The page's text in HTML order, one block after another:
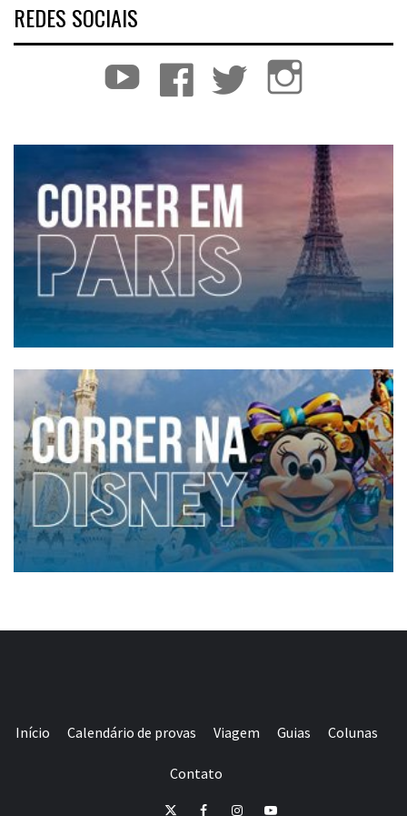
REDES SOCIAIS
YouTube Facebook Twitter
Início Calendário de provas Viagem Guias Colunas
Contato
TwitterFacebookInstagramYoutube